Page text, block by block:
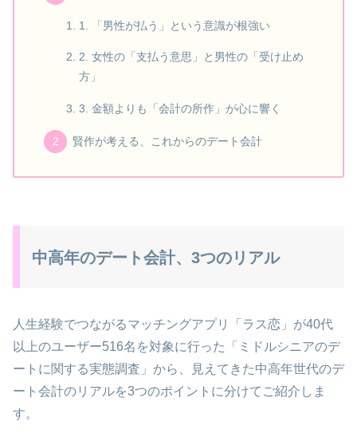
1. 「男性が払う」という意識が根強い
2. 女性の「支払う意思」と男性の「受け止め
方」
3. 金額よりも「会計の所作」が心に響く
賢作が考える、これからのデート会計
中高年のデート会計、3つのリアル
人生経験でつながるマッチングアプリ「ラス恋」が40代
以上のユーザー516名を対象に行った「ミドルシニアのデ
ートに関する実態調査」から、見えてきた中高年世代のデ
ート会計のリアルを3つのポイントに分けてご紹介しま
す。